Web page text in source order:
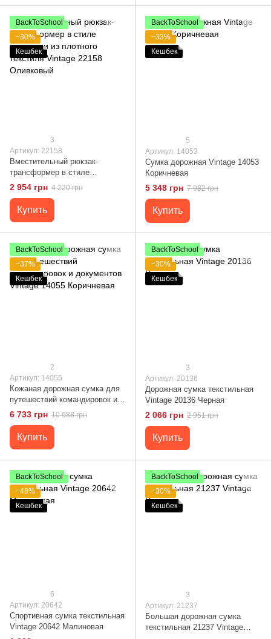
BackToSchool
−30%
Кешбек
3
Артикул: 22158
Вместительный рюкзак-
трансформер в стиле
милитари из плотного текстиля
Vintage 22158 Оливковый
2 954 грн 4 220 грн
Купить
BackToSchool
−33%
Кешбек
5
Артикул: 14053
Сумка дорожная Vintage 14053
Коричневая
5 348 грн 7 982 грн
Купить
BackToSchool
−37%
Кешбек
2
Артикул: 14055
Кожаная дорожная сумка для
путешествий командировок и
документов Vintage 14055
Коричневая
6 733 грн 10 688 грн
Купить
BackToSchool
−30%
Кешбек
3
Артикул: 20136
Дорожная сумка текстильная
Vintage 20136 Черная
2 066 грн 2 951 грн
Купить
BackToSchool
−48%
Кешбек
6
Артикул: 20642
Спортивная сумка текстильная
Vintage 20642 Малиновая
BackToSchool
−30%
Кешбек
3
Артикул: 21237
Большая дорожная сумка
текстильная 21237 Vintage